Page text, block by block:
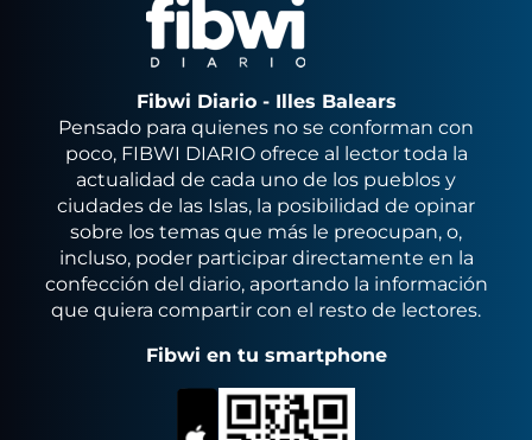
Fibwi Diario - Illes Balears
Pensado para quienes no se conforman con
poco, FIBWI DIARIO ofrece al lector toda la
actualidad de cada uno de los pueblos y
ciudades de las Islas, la posibilidad de opinar
sobre los temas que más le preocupan, o,
incluso, poder participar directamente en la
confección del diario, aportando la información
que quiera compartir con el resto de lectores.
Fibwi en tu smartphone